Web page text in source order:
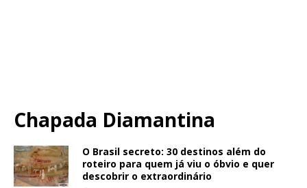
Chapada Diamantina
O Brasil secreto: 30 destinos além do
roteiro para quem já viu o óbvio e quer
descobrir o extraordinário